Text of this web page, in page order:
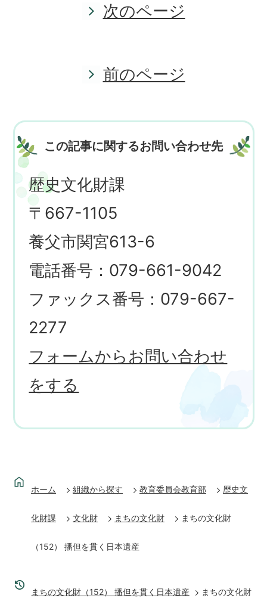
次のページ
前のページ
この記事に関するお問い合わせ先
歴史文化財課
〒667-1105
養父市関宮613-6
電話番号：079-661-9042
ファックス番号：079-667-
2277
フォームからお問い合わせ
をする
ホーム 組織から探す 教育委員会教育部 歴史文
化財課 文化財 まちの文化財 まちの文化財
（152） 播但を貫く日本遺産
まちの文化財（152） 播但を貫く日本遺産 まちの文化財